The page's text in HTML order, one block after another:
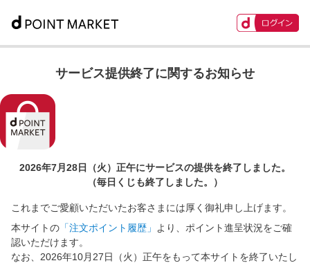
サービス提供終了に関するお知らせ
2026年7月28日（火）正午にサービスの提供を終了しました。
（毎日くじも終了しました。）
これまでご愛顧いただいたお客さまには厚く御礼申し上げます。
本サイトの 「注文ポイント履歴」
より、ポイント進呈状況をご確
認いただけます。
なお、2026年10月27日（火）正午をもって本サイトを終了いたし